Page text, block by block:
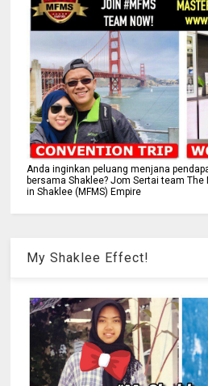
Anda inginkan peluang menjana
bersama Shaklee? Jom Sertai team
in Shaklee (MFMS) Empire
My Shaklee Effect!